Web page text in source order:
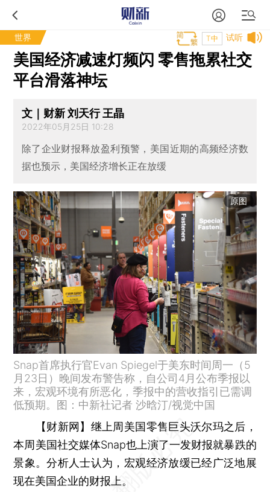
世界 试听
T中
美国经济减速灯频闪 零售拖累社交
平台滑落神坛
文｜财新 刘天行 王晶
2022年05月25日 10:28
除了企业财报释放盈利预警，美国近期的高频经济数
据也预示，美国经济增长正在放缓
原图
Snap首席执行官Evan Spiegel于美东时间周一（5
月23日）晚间发布警告称，自公司4月公布季报以
来，宏观环境有所恶化，季报中的营收指引已需调
低预期。图：中新社记者 沙晗汀/视觉中国
【财新网】 继上周美国零售巨头沃尔玛之后，
本周美国社交媒体Snap也上演了一发财报就暴跌的
景象。分析人士认为，宏观经济放缓已经广泛地展
现在美国企业的财报上。